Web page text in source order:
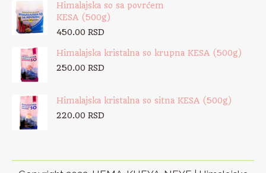
Himalajska so sa povrćem
KESA (500g)
450.00 RSD
Himalajska kristalna so krupna KESA (500g)
250.00 RSD
Himalajska kristalna so sitna KESA (500g)
220.00 RSD